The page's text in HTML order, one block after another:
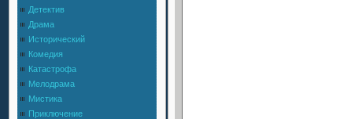
Детектив
Драма
Исторический
Комедия
Катастрофа
Мелодрама
Мистика
Приключение